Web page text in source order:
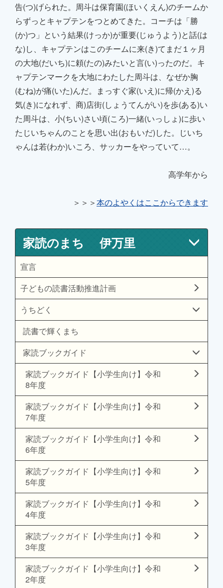
告(つ)げられた。周斗は保育園(ほいくえん)のチームか
らずっとキャプテンをつとめてきた。コーチは「勝
(か)つ」という結果(けっか)が重要(じゅうよう)と話(は
な)し、キャプテンはこのチームに来(き)てまだ１ヶ月
の大地(だいち)に頼(たの)みたいと言(い)ったのだ。キ
ャプテンマークを大地にわたした周斗は、なぜか胸
(むね)が痛(いた)んだ。まっすぐ家(いえ)に帰(かえ)る
気(き)になれず、商)店街(しょうてんがい)を歩(ある)い
た周斗は、小(ちい)さい頃(ころ)一緒(いっしょ)に歩い
たじいちゃんのことを思い出(おもいだ)した。じいち
ゃんは若(わか)いころ、 サッカーをやっていて…。
高学年から
＞＞＞本のよやくはここからできます
家読のまち 伊万里
宣言
子どもの読書活動推進計画
うちどく
読書で輝くまち
家読ブックガイド
家読ブックガイド【小学生向け】令和
8年度
家読ブックガイド【小学生向け】令和
7年度
家読ブックガイド【小学生向け】令和
6年度
家読ブックガイド【小学生向け】令和
5年度
家読ブックガイド【小学生向け】令和
4年度
家読ブックガイド【小学生向け】令和
3年度
家読ブックガイド【小学生向け】令和
2年度